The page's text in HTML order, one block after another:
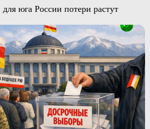
юга России потери растут